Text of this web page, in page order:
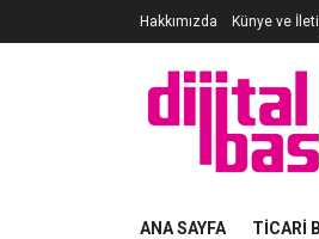
Hakkımızda Künye ve
ANA SAYFA TICARI